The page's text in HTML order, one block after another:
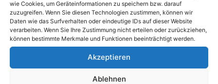
wie Cookies, um Geräteinformationen zu speichern bzw. darauf
zuzugreifen. Wenn Sie diesen Technologien zustimmen, können wir
Daten wie das Surfverhalten oder eindeutige IDs auf dieser Website
verarbeiten. Wenn Sie Ihre Zustimmung nicht erteilen oder zurückziehen,
können bestimmte Merkmale und Funktionen beeinträchtigt werden.
Akzeptieren
Ablehnen
Filter